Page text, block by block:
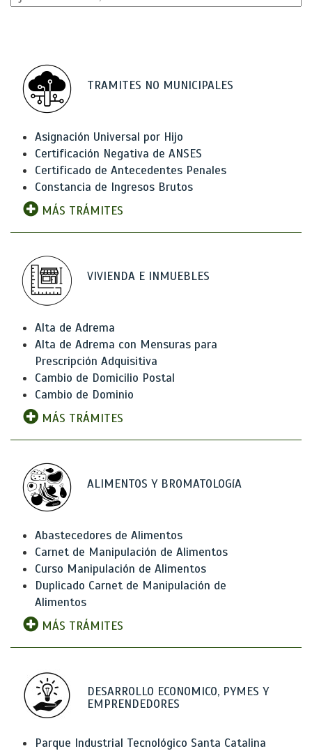
TRAMITES NO MUNICIPALES
Asignación Universal por Hijo
Certificación Negativa de ANSES
Certificado de Antecedentes Penales
Constancia de Ingresos Brutos
MÁS TRÁMITES
VIVIENDA E INMUEBLES
Alta de Adrema
Alta de Adrema con Mensuras para
Prescripción Adquisitiva
Cambio de Domicilio Postal
Cambio de Dominio
MÁS TRÁMITES
ALIMENTOS Y BROMATOLOGíA
Abastecedores de Alimentos
Carnet de Manipulación de Alimentos
Curso Manipulación de Alimentos
Duplicado Carnet de Manipulación de
Alimentos
MÁS TRÁMITES
DESARROLLO ECONOMICO, PYMES Y
EMPRENDEDORES
Parque Industrial Tecnológico Santa Catalina